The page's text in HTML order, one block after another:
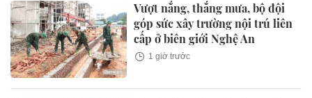
Vượt nắng, thắng mưa, bộ đội
góp sức xây trường nội trú liên
cấp ở biên giới Nghệ An
1 giờ trước